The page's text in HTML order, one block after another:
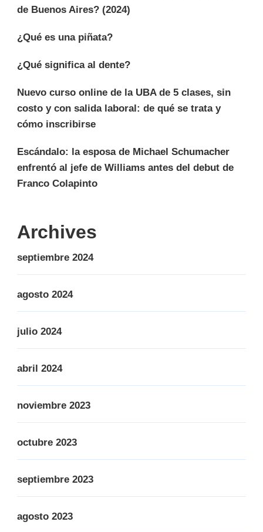
de Buenos Aires? (2024)
¿Qué es una piñata?
¿Qué significa al dente?
Nuevo curso online de la UBA de 5 clases, sin
costo y con salida laboral: de qué se trata y
cómo inscribirse
Escándalo: la esposa de Michael Schumacher
enfrentó al jefe de Williams antes del debut de
Franco Colapinto
Archives
septiembre 2024
agosto 2024
julio 2024
abril 2024
noviembre 2023
octubre 2023
septiembre 2023
agosto 2023